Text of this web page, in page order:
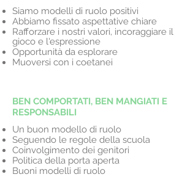
Siamo modelli di ruolo positivi
Abbiamo fissato aspettative chiare
Rafforzare i nostri valori, incoraggiare il
gioco e l'espressione
Opportunità da esplorare
Muoversi con i coetanei
BEN COMPORTATI, BEN MANGIATI E
RESPONSABILI
Un buon modello di ruolo
Seguendo le regole della scuola
Coinvolgimento dei genitori
Politica della porta aperta
Buoni modelli di ruolo